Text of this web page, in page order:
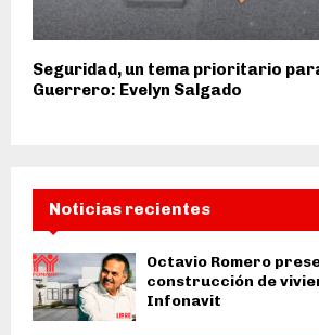
Seguridad, un tema prioritario
Guerrero: Evelyn Salgado
Noticias recientes
Octavio Romero
construcción de
Infonavit